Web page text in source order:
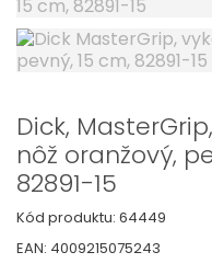
Dick,
nôž oranžový,
82891-15
Kód produktu: 64449
EAN: 4009215075243